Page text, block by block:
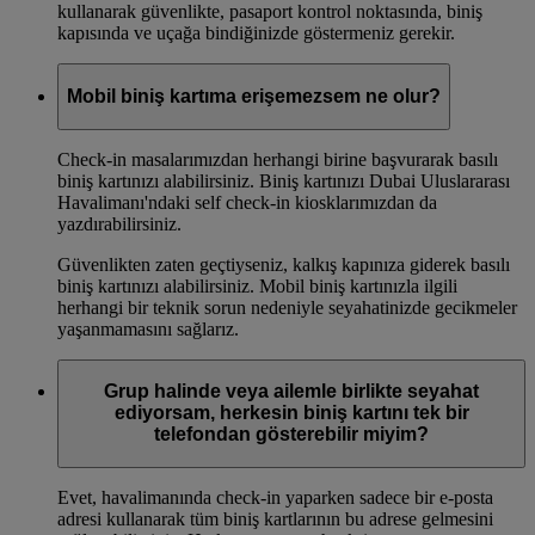
kullanarak güvenlikte, pasaport kontrol noktasında, biniş
kapısında ve uçağa bindiğinizde göstermeniz gerekir.
Mobil biniş kartıma erişemezsem ne olur?
Check-in masalarımızdan herhangi birine başvurarak basılı
biniş kartınızı alabilirsiniz. Biniş kartınızı Dubai Uluslararası
Havalimanı'ndaki self check-in kiosklarımızdan da
yazdırabilirsiniz.
Güvenlikten zaten geçtiyseniz, kalkış kapınıza giderek basılı
biniş kartınızı alabilirsiniz. Mobil biniş kartınızla ilgili
herhangi bir teknik sorun nedeniyle seyahatinizde gecikmeler
yaşanmamasını sağlarız.
Grup halinde veya ailemle birlikte seyahat
ediyorsam, herkesin biniş kartını tek bir
telefondan gösterebilir miyim?
Evet, havalimanında check-in yaparken sadece bir e-posta
adresi kullanarak tüm biniş kartlarının bu adrese gelmesini